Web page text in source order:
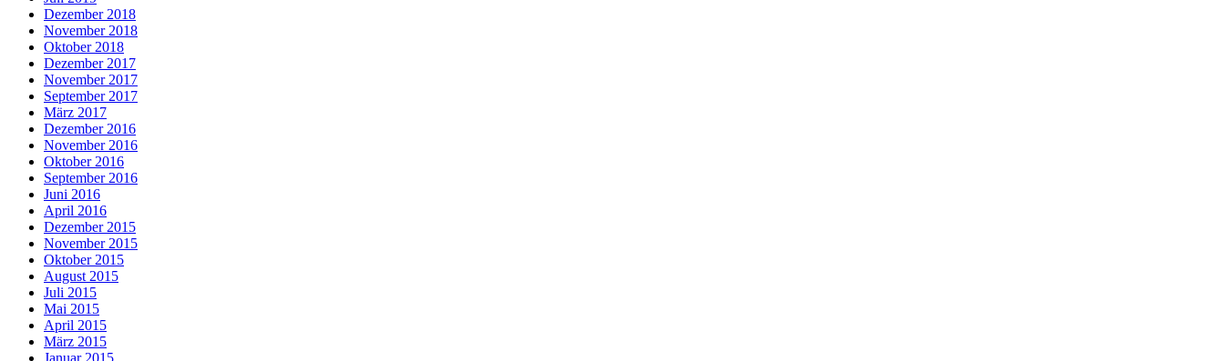
Dezember 2018
November 2018
Oktober 2018
Dezember 2017
November 2017
September 2017
März 2017
Dezember 2016
November 2016
Oktober 2016
September 2016
Juni 2016
April 2016
Dezember 2015
November 2015
Oktober 2015
August 2015
Juli 2015
Mai 2015
April 2015
März 2015